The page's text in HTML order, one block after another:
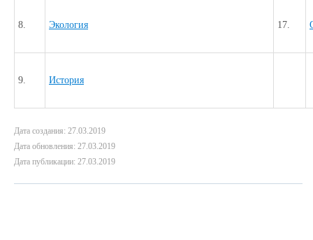
8. Экология 17.
9. История
Дата создания: 27.03.2019
Дата обновления: 27.03.2019
Дата публикации: 27.03.2019